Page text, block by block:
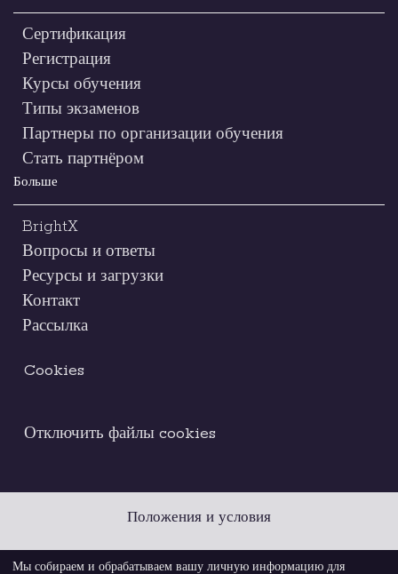
Сертификация
Регистрация
Курсы обучения
Типы экзаменов
Партнеры по организации обучения
Стать партнёром
Больше
BrightX
Вопросы и ответы
Ресурсы и загрузки
Контакт
Рассылка
Cookies
Отключить файлы cookies
Положения и условия
Правовое уведомление Кодекс этики
Мы собираем и обрабатываем вашу личную информацию для